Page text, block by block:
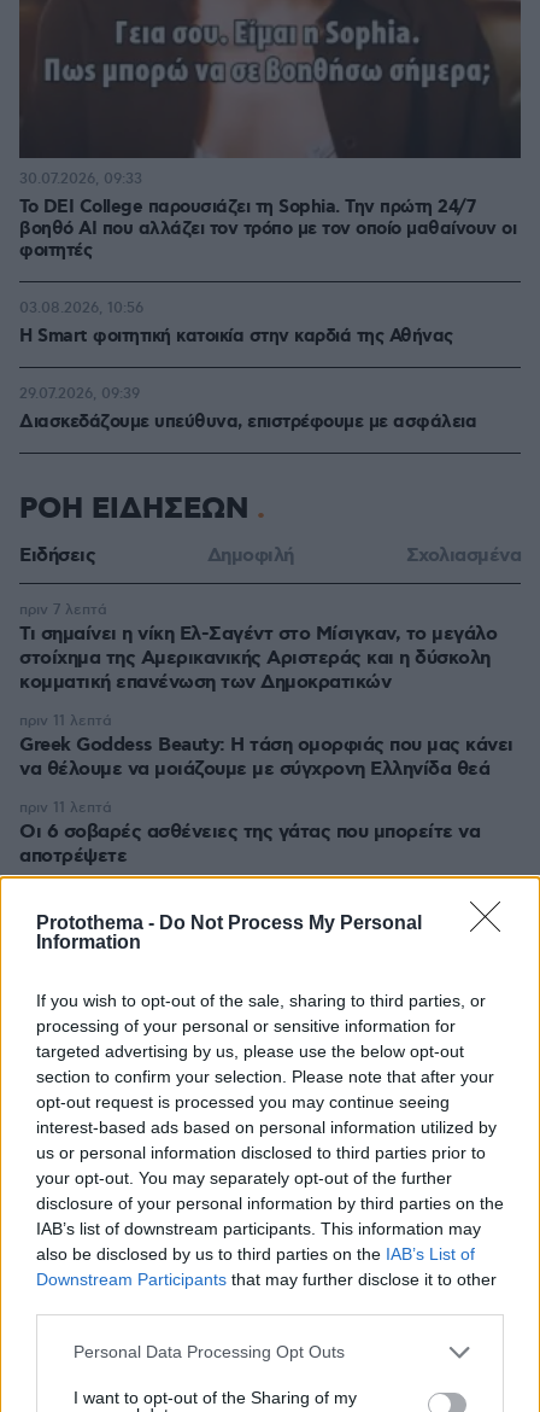
Protothema - Do Not Process My Personal
Information
If you wish to opt-out of the sale, sharing to third parties, or
processing of your personal or sensitive information for
targeted advertising by us, please use the below opt-out
section to confirm your selection. Please note that after your
opt-out request is processed you may continue seeing
interest-based ads based on personal information utilized by
us or personal information disclosed to third parties prior to
your opt-out. You may separately opt-out of the further
disclosure of your personal information by third parties on the
IAB’s list of downstream participants. This information may
also be disclosed by us to third parties on the IAB’s List of
Downstream Participants that may further disclose it to other
Please note that this website/app uses one or more Google
not limited to your visit or usage behaviour. You may click to
Personal Data Processing Opt Outs
I want to opt-out of the Sharing of my
Το DEI College παρουσιάζει τη Sophia. Την πρώτη 24/7
βοηθό AI που αλλάζει τον τρόπο με τον οποίο μαθαίνουν οι
φοιτητές
30.07.2026, 09:33
Η Smart φοιτητική κατοικία στην καρδιά της Αθήνας
03.08.2026, 10:56
Διασκεδάζουμε υπεύθυνα, επιστρέφουμε με ασφάλεια
29.07.2026, 09:39
ΡΟΗ ΕΙΔΗΣΕΩΝ
Ειδήσεις Δημοφιλή Σχολιασμένα
Τι σημαίνει η νίκη Ελ-Σαγέντ στο Μίσιγκαν, το μεγάλο
στοίχημα της Aμερικανικής Αριστεράς και η δύσκολη
κομματική επανένωση των Δημοκρατικών
πριν 7 λεπτά
Greek Goddess Beauty: Η τάση ομορφιάς που μας κάνει
να θέλουμε να μοιάζουμε με σύγχρονη Ελληνίδα θεά
πριν 11 λεπτά
Οι 6 σοβαρές ασθένειες της γάτας που μπορείτε να
αποτρέψετε
πριν 11 λεπτά
Συνελήφθη 37χρονος στο αεροδρόμιο «Ελ. Βενιζέλος»
με 4 μαχαίρια και δύο ψαλίδια κλαδέματος
Νέα όρια δαπανών για ΣΑΕΚ και σχολεία δεύτερης
ευκαιρίας, τι αλλάζει με το νέο ΦΕΚ
Οι εισπράξεις του «Spider-Man: Brand New Day»
ξεπέρασαν το 1 δισ. δολάρια σε έξι ημέρες
πριν 19 λεπτά
Μπλόκο της Γαλλίας στις ανεπιθύμητες διαφημιστικές
κλήσεις, πότε ξεκινά η απαγόρευση
πριν 26 λεπτά
Ισόβια στον 25χρονο Αφγανό που σκότωσε δύο
ανθρώπους ρίχνοντας το ΙΧ του σε διαδήλωση στο
Μόναχο
πριν 30 λεπτά